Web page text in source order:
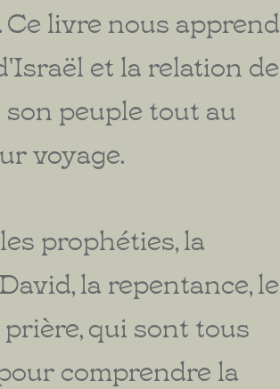
livre nous apprend
et la relation de
son peuple tout au
voyage.
prophéties, la
la repentance, le
qui sont tous
comprendre la